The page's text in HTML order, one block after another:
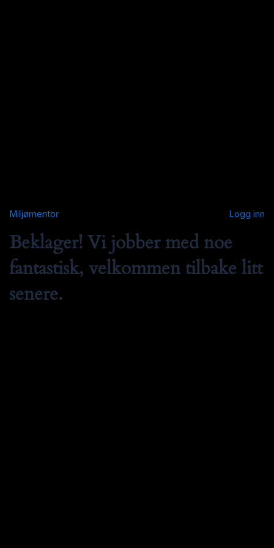
Miljømentor Logg inn
Beklager! Vi jobber med noe
fantastisk, velkommen tilbake litt
senere.